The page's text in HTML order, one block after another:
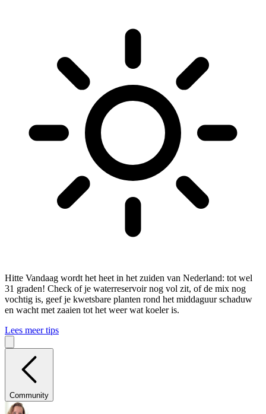
Hitte Vandaag wordt het heet in het zuiden van Nederland: tot wel
31 graden! Check of je waterreservoir nog vol zit, of de mix nog
vochtig is, geef je kwetsbare planten rond het middaguur schaduw
en wacht met zaaien tot het weer wat koeler is.
Lees meer tips
Community